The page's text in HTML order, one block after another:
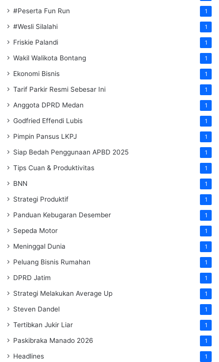
#Peserta Fun Run 1
#Wesli Silalahi 1
Friskie Palandi 1
Wakil Walikota Bontang 1
Ekonomi Bisnis 1
Tarif Parkir Resmi Sebesar Ini 1
Anggota DPRD Medan 1
Godfried Effendi Lubis 1
Pimpin Pansus LKPJ 1
Siap Bedah Penggunaan APBD 2025 1
Tips Cuan & Produktivitas 1
BNN 1
Strategi Produktif 1
Panduan Kebugaran Desember 1
Sepeda Motor 1
Meninggal Dunia 1
Peluang Bisnis Rumahan 1
DPRD Jatim 1
Strategi Melakukan Average Up 1
Steven Dandel 1
Tertibkan Jukir Liar 1
Paskibraka Manado 2026 1
Headlines 1